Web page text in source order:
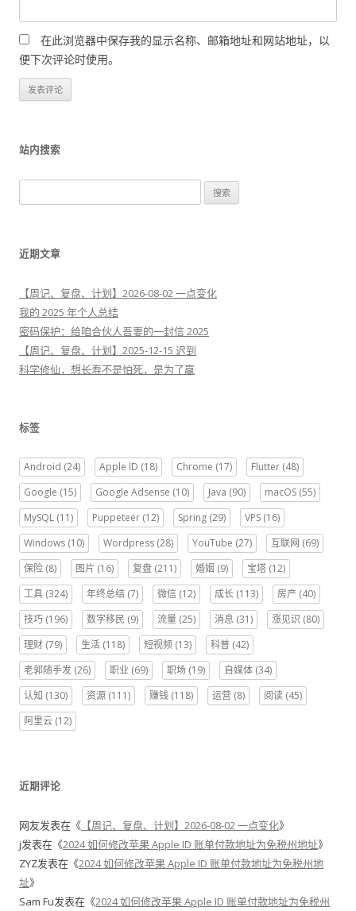
在此浏览器中保存我的显示名称、邮箱地址和网站地址，以
便下次评论时使用。
站内搜索
索
近期文章
【周记、复盘、计划】2026-08-02 一点变化
我的 2025 年个人总结
密码保护：给咱合伙人吾妻的一封信 2025
【周记、复盘、计划】2025-12-15 迟到
科学修仙，想长寿不是怕死，是为了赢
标签
Android (24) Apple ID (18) Chrome (17) Flutter (48)
Google (15) Google Adsense (10) Java (90) macOS (55)
MySQL (11) Puppeteer (12) Spring (29) VPS (16)
Windows (10) Wordpress (28) YouTube (27) 互联网 (69)
保险 (8) 图片 (16) 复盘 (211) 婚姻 (9) 宝塔 (12)
工具 (324) 年终总结 (7) 微信 (12) 成长 (113) 房产 (40)
技巧 (196) 数字移民 (9) 流量 (25) 消息 (31) 涨见识 (80)
理财 (79) 生活 (118) 短视频 (13) 科普 (42)
老郭随手发 (26) 职业 (69) 职场 (19) 自媒体 (34)
认知 (130) 资源 (111) 赚钱 (118) 运营 (8) 阅读 (45)
阿里云 (12)
近期评论
网友发表在《 【周记、复盘、计划】2026-08-02 一点变化》
j发表在《2024 如何修改苹果 Apple ID 账单付款地址为免税州地址》
ZYZ发表在《2024 如何修改苹果 Apple ID 账单付款地址为免税州地
址》
Sam Fu发表在《2024 如何修改苹果 Apple ID 账单付款地址为免税州